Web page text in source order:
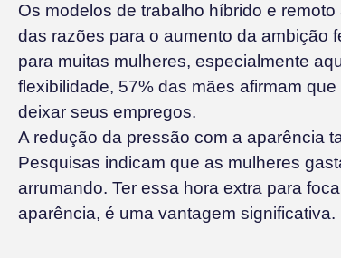
Os modelos de trabalho híbrido e
das razões para o aumento da ambição
para muitas mulheres, especialmente
flexibilidade, 57% das mães afirmam
deixar seus empregos.
A redução da pressão com a aparência
Pesquisas indicam que as mulheres
arrumando. Ter essa hora extra para
aparência, é uma vantagem significativa.